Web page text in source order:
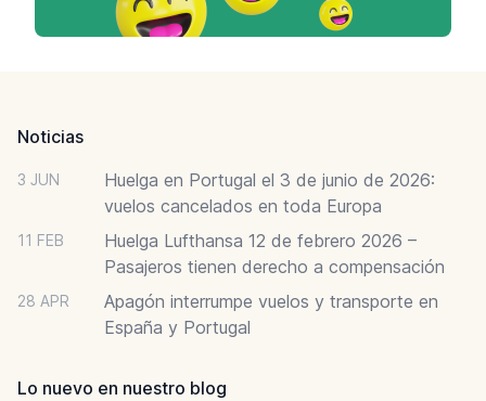
Noticias
3 JUN
Huelga en Portugal el 3 de junio de 2026:
vuelos cancelados en toda Europa
11 FEB
Huelga Lufthansa 12 de febrero 2026 –
Pasajeros tienen derecho a compensación
28 APR
Apagón interrumpe vuelos y transporte en
España y Portugal
Lo nuevo en nuestro blog